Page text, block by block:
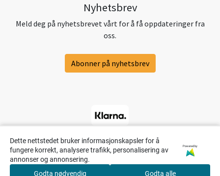
Nyhetsbrev
Meld deg på nyhetsbrevet vårt for å få oppdateringer fra
oss.
Abonner på nyhetsbrev
Dette nettstedet bruker informasjonskapsler for å
fungere korrekt, analysere trafikk, personalisering av
annonser og annonsering.
Powered by
Godta nødvendig Godta alle